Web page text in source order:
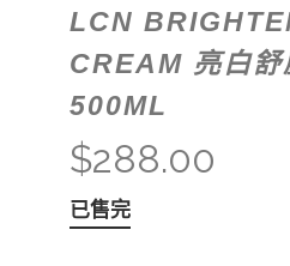
LCN
CREAM 亮白舒
500ML
$288.00
已售完